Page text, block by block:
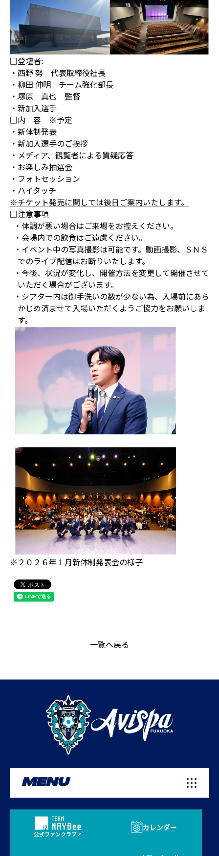
□登壇者:
・西野 努 代表取締役社長
・柳田 伸明 チーム強化部長
・塚原 真也 監督
・新加入選手
□内 容 ※予定
・新体制発表
・新加入選手のご挨拶
・メディア、観覧者による質疑応答
・お楽しみ抽選会
・フォトセッション
・ハイタッチ
※チケット発売に関しては後日ご案内いたします。
□注意事項
・体調が悪い場合はご来場をお控えください。
・会場内での飲食はご遠慮ください。
・イベント中の写真撮影は可能です。動画撮影、ＳＮＳ
でのライブ配信はお断りいたします。
・今後、状況が変化し、開催方法を変更して開催させて
いただく場合がございます。
・シアター内は御手洗いの数が少ない為、入場前にあら
かじめ済ませて入場いただくようご協力をお願いしま
す。
※２０２６年１月新体制発表会の様子
一覧へ戻る
MENU
公式ファンクラブ
カレンダー